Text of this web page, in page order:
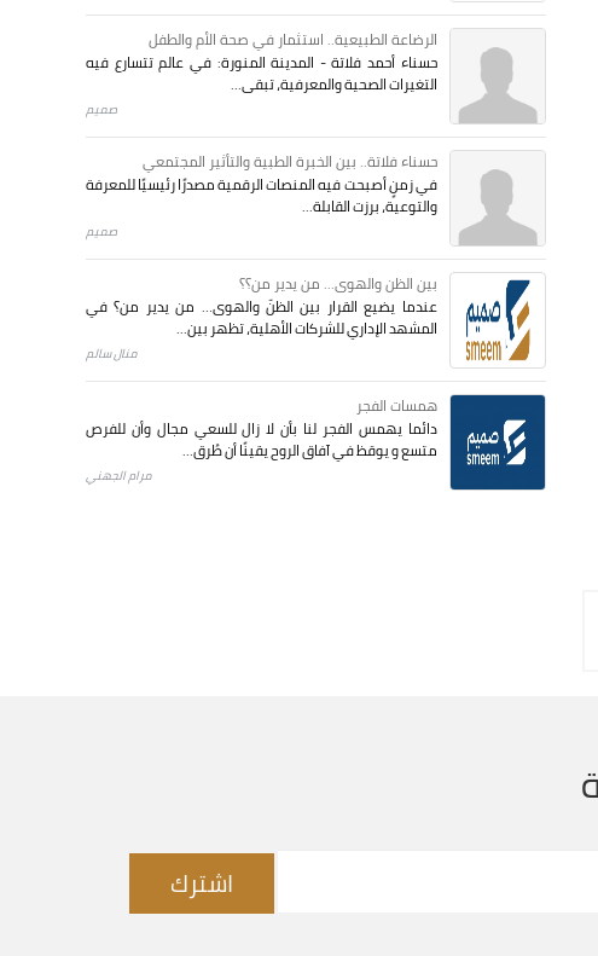
الرضاعة الطبيعية.. استثمار في صحة الأم والطفل
حسناء أحمد فلاتة - المدينة المنورة: في عالم تتسارع فيه
التغيرات الصحية والمعرفية، تبقى...
صميم
حسناء فلاتة.. بين الخبرة الطبية والتأثير المجتمعي
في زمنٍ أصبحت فيه المنصات الرقمية مصدرًا رئيسيًا للمعرفة
والتوعية، برزت القابلة...
صميم
بين الظن والهوى... من يدير من؟؟
عندما يضيع القرار بين الظنّ والهوى… من يدير من؟ في
المشهد الإداري للشركات الأهلية، تظهر بين...
منال سالم
همسات الفجر
دائما يهمس الفجر لنا بأن لا زال للسعي مجال وأن للفرص
متسع و يوقظ في آفاق الروح يقينًا أن طُرق...
مرام الجهني
اشترك